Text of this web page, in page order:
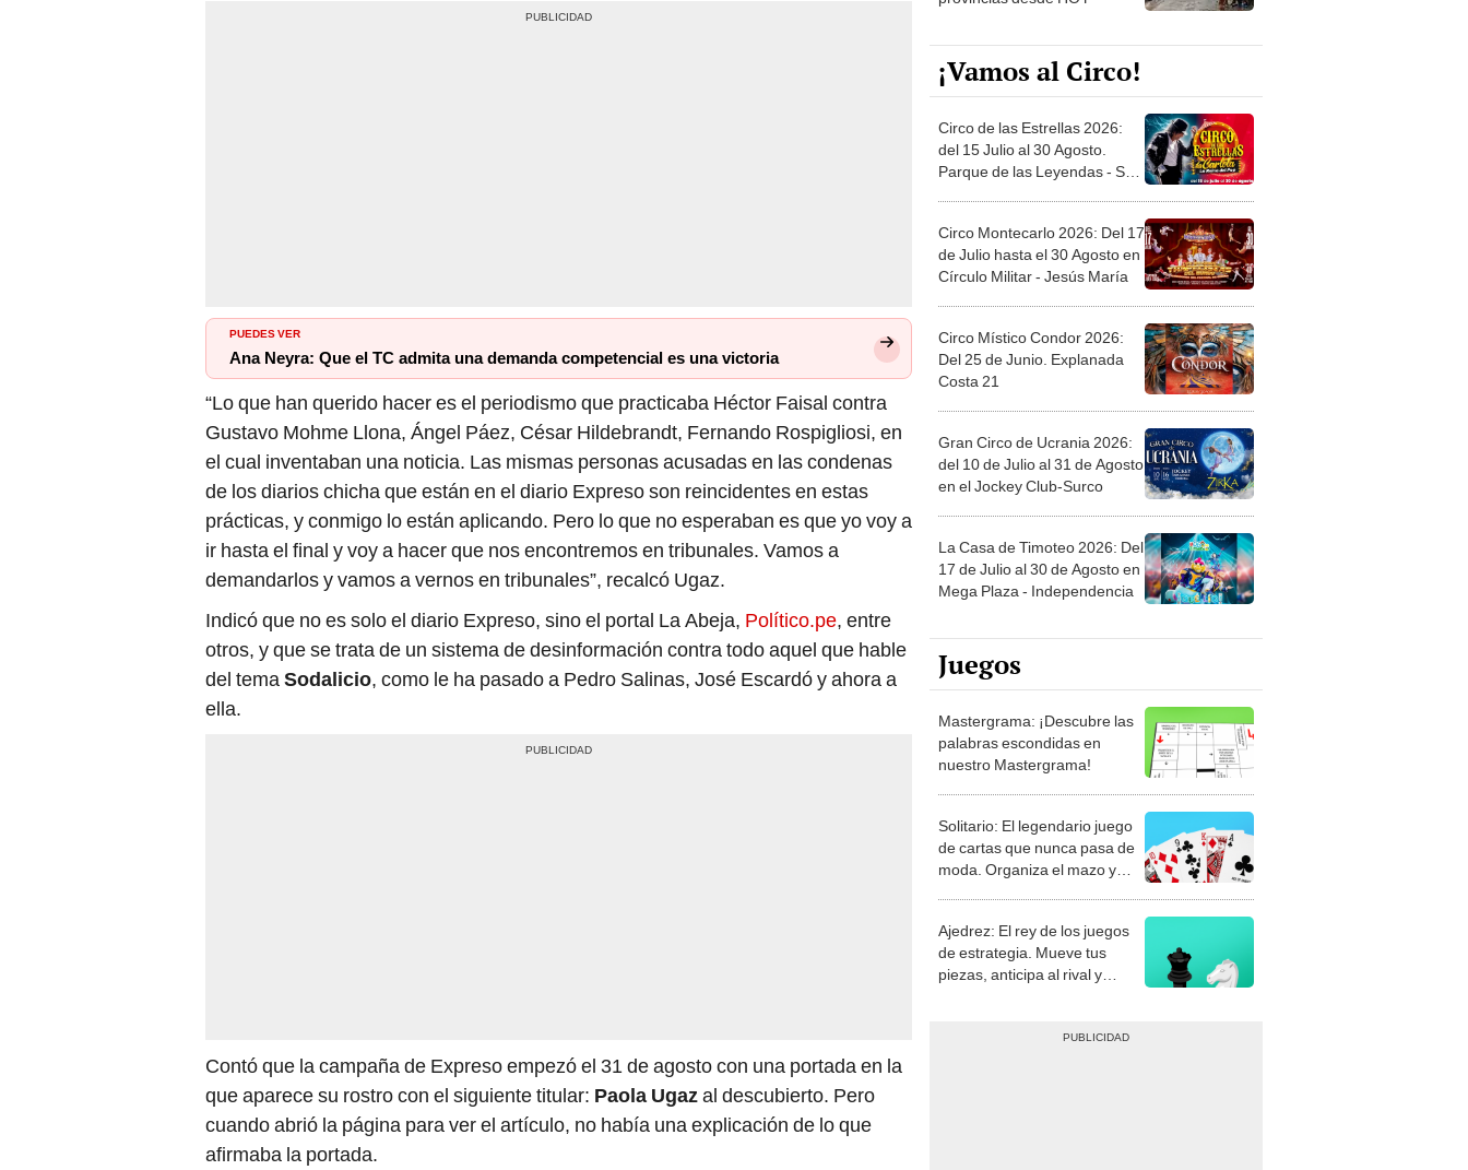
Ana Neyra: Que el TC admita una demanda competencial es una victoria
“Lo que han querido hacer es el periodismo que practicaba Héctor Faisal contra
Gustavo Mohme Llona, Ángel Páez, César Hildebrandt, Fernando Rospigliosi, en
el cual inventaban una noticia. Las mismas personas acusadas en las condenas
de los diarios chicha que están en el diario Expreso son reincidentes en estas
prácticas, y conmigo lo están aplicando. Pero lo que no esperaban es que yo voy a
ir hasta el final y voy a hacer que nos encontremos en tribunales. Vamos a
demandarlos y vamos a vernos en tribunales”, recalcó Ugaz.
Indicó que no es solo el diario Expreso, sino el portal La Abeja,
otros, y que se trata de un sistema de desinformación contra todo aquel que hable
del temaSodalicio, como le ha pasado a Pedro Salinas, José Escardó y ahora a
ella.
que aparece su rostro con el siguiente titular:Paola Ugazal descubierto. Pero
cuando abrió la página para ver el artículo, no había una explicación de lo que
afirmaba la portada.
¡Vamos al Circo!
del 15 Julio al 30 Agosto.
Parque de las Leyendas - San
Miguel
de Julio hasta el 30 Agosto en
Círculo Militar - Jesús María
Del 25 de Junio. Explanada
Costa 21
del 10 de Julio al 31 de Agosto
en el Jockey Club-Surco
17 de Julio al 30 de Agosto en
Mega Plaza - Independencia
Juegos
palabras escondidas en
nuestro Mastergrama!
de cartas que nunca pasa de
moda. Organiza el mazo y
demuestra tu habilidad.
de estrategia. Mueve tus
piezas, anticipa al rival y
consigue el jaque mate.